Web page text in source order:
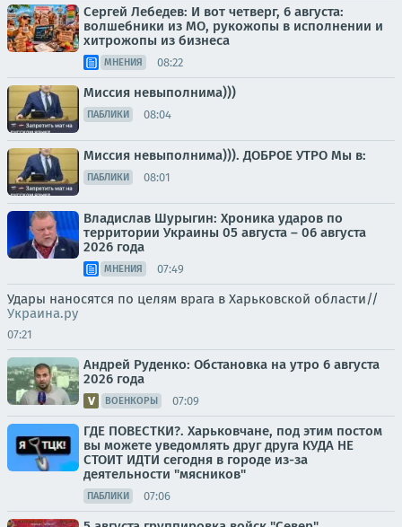
Сергей Лебедев: И вот четверг, 6 августа:
волшебники из МО, рукожопы в исполнении и
хитрожопы из бизнеса
МНЕНИЯ 08:22
Миссия невыполнима)))
ПАБЛИКИ 08:04
Миссия невыполнима))). ДОБРОЕ УТРО Мы в:
ПАБЛИКИ 08:01
Владислав Шурыгин: Хроника ударов по
территории Украины 05 августа – 06 августа
2026 года
МНЕНИЯ 07:49
Удары наносятся по целям врага в Харьковской области//
Украина.ру
07:21
Андрей Руденко: Обстановка на утро 6 августа
2026 года
ВОЕНКОРЫ 07:09
ГДЕ ПОВЕСТКИ?. Харьковчане, под этим постом
вы можете уведомлять друг друга КУДА НЕ
СТОИТ ИДТИ сегодня в городе из-за
деятельности "мясников"
ПАБЛИКИ 07:06